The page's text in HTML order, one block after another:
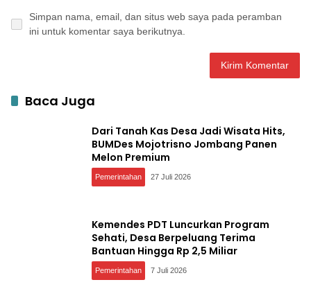
Simpan nama, email, dan situs web saya pada peramban
ini untuk komentar saya berikutnya.
Baca Juga
Dari Tanah Kas Desa Jadi Wisata Hits,
BUMDes Mojotrisno Jombang Panen
Melon Premium
Pemerintahan 27 Juli 2026
Kemendes PDT Luncurkan Program
Sehati, Desa Berpeluang Terima
Bantuan Hingga Rp 2,5 Miliar
Pemerintahan 7 Juli 2026